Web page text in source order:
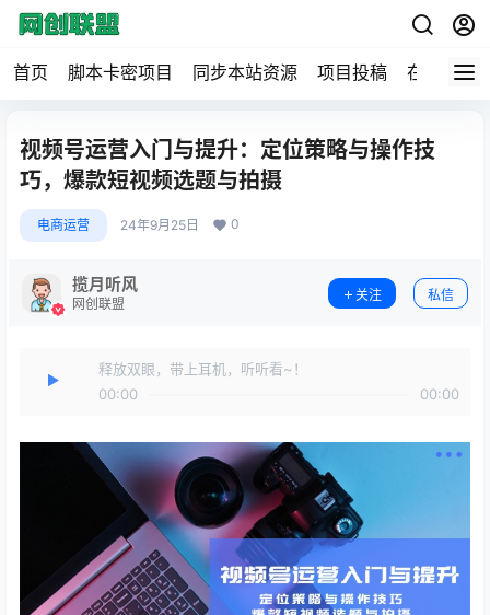
首页 脚本卡密项目 同步本站资源 项目投稿 在线工具
视频号运营入门与提升：定位策略与操作技
巧，爆款短视频选题与拍摄
电商运营 24年9月25日 0
揽月听风
网创联盟
关注 私信
释放双眼，带上耳机，听听看~！
00:00
00:00